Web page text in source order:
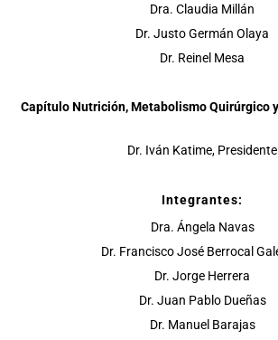
Dra. Claudia Millán
Dr. Justo Germán Olaya
Dr. Reinel Mesa
Capítulo Nutrición, Metabolismo Quirúrgico
Dr. Iván Katime, Presidente
Integrantes:
Dra. Ángela Navas
Dr. Francisco José Berrocal
Dr. Jorge Herrera
Dr. Juan Pablo Dueñas
Dr. Manuel Barajas